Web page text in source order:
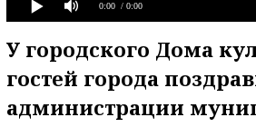
0:00 / 0:00
У городского Дома
гостей города
администрации